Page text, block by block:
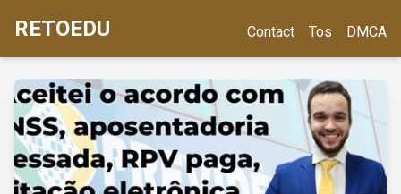
RETOEDU Contact Tos DMCA